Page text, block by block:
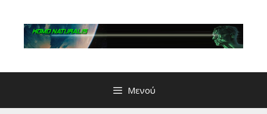
περιεχόμενο
Μενού